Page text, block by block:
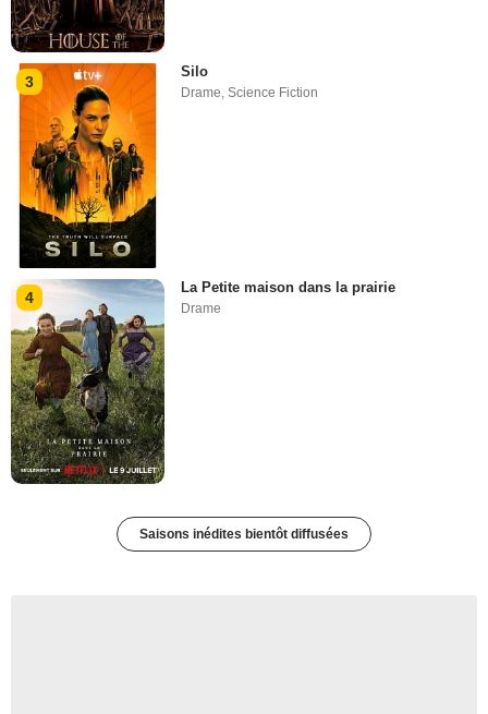
3
Silo
Drame ,Science Fiction
4
La Petite maison dans la prairie
Drame
Saisons inédites bientôt diffusées